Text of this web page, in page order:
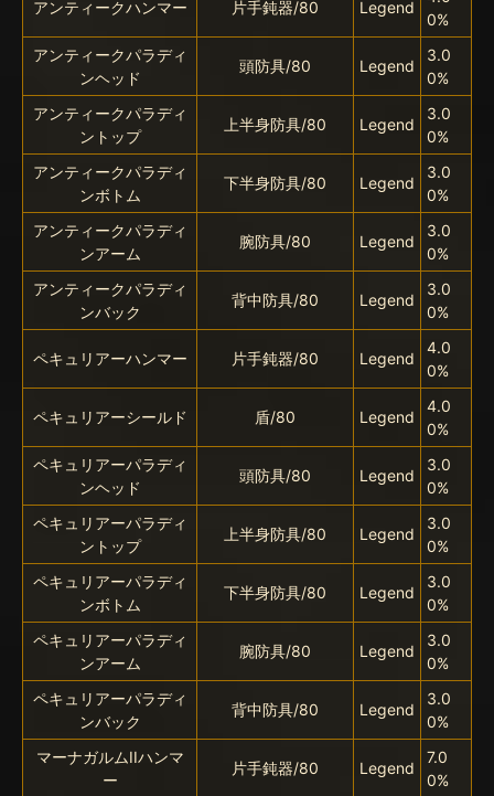
アンティークハンマー 片手鈍器/80 Legend
0%
アンティークパラディ
ンヘッド
頭防具/80 Legend
3.0
0%
アンティークパラディ
ントップ
上半身防具/80 Legend
3.0
0%
アンティークパラディ
ンボトム
下半身防具/80 Legend
3.0
0%
アンティークパラディ
ンアーム
腕防具/80 Legend
3.0
0%
アンティークパラディ
ンバック
背中防具/80 Legend
3.0
0%
ペキュリアーハンマー 片手鈍器/80 Legend
4.0
0%
ペキュリアーシールド 盾/80 Legend
4.0
0%
ペキュリアーパラディ
ンヘッド
頭防具/80 Legend
3.0
0%
ペキュリアーパラディ
ントップ
上半身防具/80 Legend
3.0
0%
ペキュリアーパラディ
ンボトム
下半身防具/80 Legend
3.0
0%
ペキュリアーパラディ
ンアーム
腕防具/80 Legend
3.0
0%
ペキュリアーパラディ
ンバック
背中防具/80 Legend
3.0
0%
マーナガルムIIハンマ
ー
片手鈍器/80 Legend
7.0
0%